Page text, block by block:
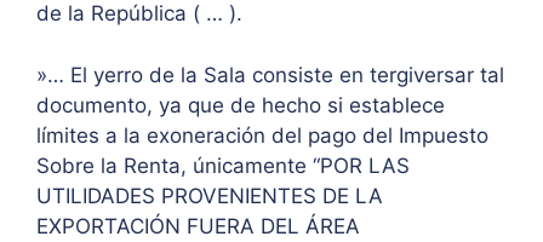
de la República ( … ).
»… El yerro de la Sala consiste en tergiversar tal
documento, ya que de hecho si establece
límites a la exoneración del pago del Impuesto
Sobre la Renta, únicamente “POR LAS
UTILIDADES PROVENIENTES DE LA
EXPORTACIÓN FUERA DEL ÁREA